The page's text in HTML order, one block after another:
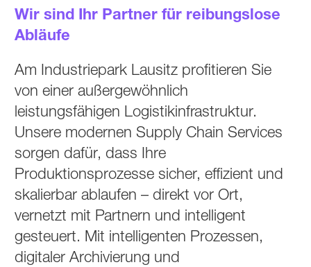
Wir sind Ihr Partner für reibungslose
Abläufe
Am Industriepark Lausitz profitieren Sie
von einer außergewöhnlich
leistungsfähigen Logistikinfrastruktur.
Unsere modernen Supply Chain Services
sorgen dafür, dass Ihre
Produktionsprozesse sicher, effizient und
skalierbar ablaufen – direkt vor Ort,
vernetzt mit Partnern und intelligent
gesteuert. Mit intelligenten Prozessen,
digitaler Archivierung und